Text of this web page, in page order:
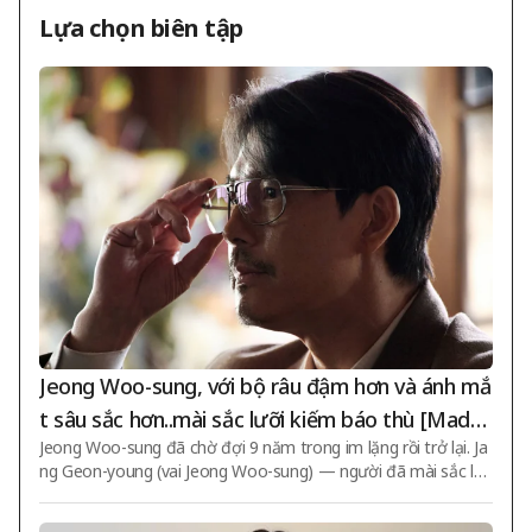
Lựa chọn biên tập
Jeong Woo-sung, với bộ râu đậm hơn và ánh mắ
t sâu sắc hơn..mài sắc lưỡi kiếm báo thù [Made i
n Korea Season 2]
Jeong Woo-sung đã chờ đợi 9 năm trong im lặng rồi trở lại. Ja
ng Geon-young (vai Jeong Woo-sung) — người đã mài sắc lư
m bắt cơ hội phản công. Loạt phim gốc của Disney+ 'Made in